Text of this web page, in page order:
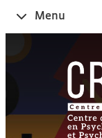
Ouvrir
le
Menu